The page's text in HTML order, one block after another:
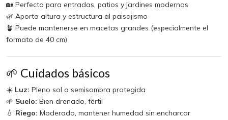
🏡 Perfecto para entradas, patios y jardines modernos
🌿 Aporta altura y estructura al paisajismo
🪴 Puede mantenerse en macetas grandes (especialmente el
formato de 40 cm)
🌱 Cuidados básicos
☀️ Luz: Pleno sol o semisombra protegida
🌱 Suelo: Bien drenado, fértil
💧 Riego: Moderado, mantener humedad sin encharcar